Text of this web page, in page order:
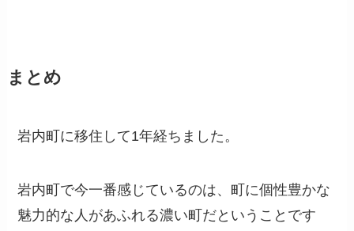
まとめ
岩内町に移住して1年経ちました。
岩内町で今一番感じているのは、町に個性豊かな
魅力的な人があふれる濃い町だということです